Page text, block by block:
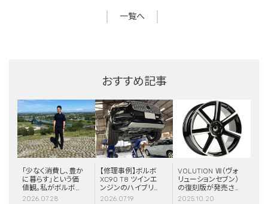
一覧へ
おすすめ記事
「少なく消費し、豊か
に暮らす」という価
値観。私がボルボと
スウェーデンに惹か
2026.07.28
【修理事例】ボルボ
XC90 T8 ツインエ
ンジンのハイブリッ
ドシステム故障・
2026.07.19
VOLUTION Ⅶ（ヴォ
リューションセブン）
の復刻版が発売さ
れました！
2025.10.20